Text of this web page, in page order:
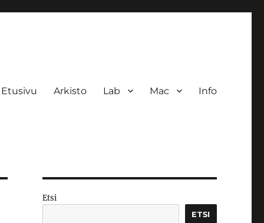
Etusivu Arkisto Lab Mac Info
Etsi
ETSI